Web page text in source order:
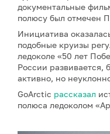
документальные
полюсу был отмечен
Инициатива
подобные круизы
ледоколе «50 лет
России развивается,
активно, но
GoArctic рассказал
полюса ледоколом